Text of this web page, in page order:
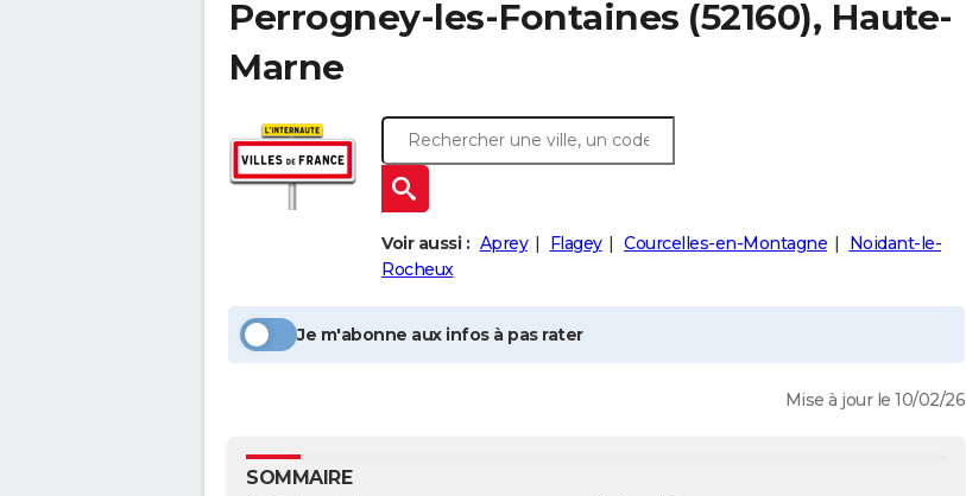
Perrogney-les-Fontaines (52160), Haute-
Marne
Voir aussi : Aprey Flagey Courcelles-en-Montagne
Noidant-le-
Rocheux
Je m'abonne aux infos à pas rater
Mise à jour le 10/02/26
SOMMAIRE